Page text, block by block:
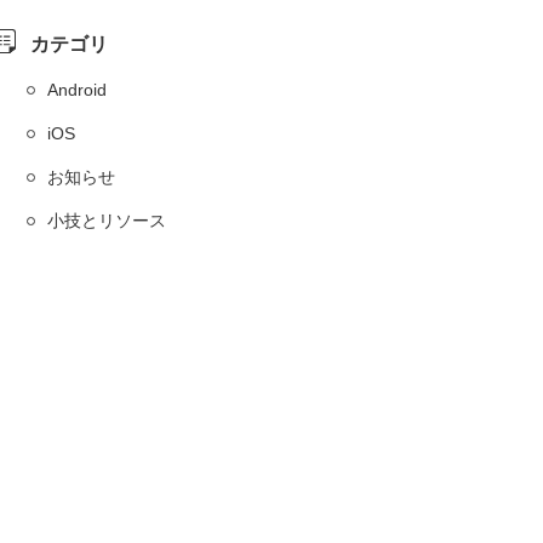
カテゴリ
Android
iOS
お知らせ
小技とリソース